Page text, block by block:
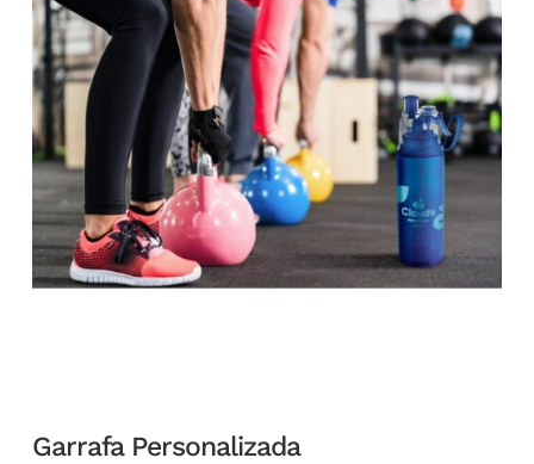
Garrafa Personalizada